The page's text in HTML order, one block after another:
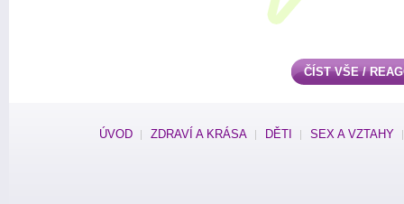
ČÍST VŠE /
ÚVOD ZDRAVÍ A KRÁSA DĚTI SEX A VZTAHY